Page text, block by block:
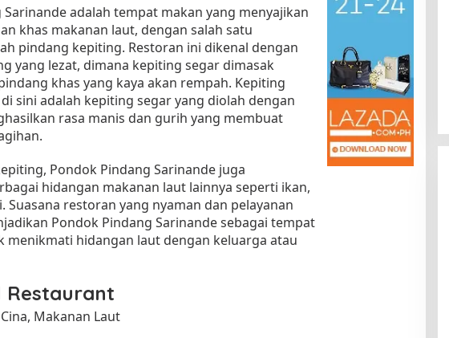
adalah tempat makan yang menyajikan
khas makanan laut, dengan salah satu
pindang kepiting. Restoran ini dikenal dengan
yang lezat, dimana kepiting segar dimasak
khas yang kaya akan rempah. Kepiting
sini adalah kepiting segar yang diolah dengan
rasa manis dan gurih yang membuat
Pondok Pindang Sarinande juga
hidangan makanan laut lainnya seperti ikan,
Suasana restoran yang nyaman dan pelayanan
Pondok Pindang Sarinande sebagai tempat
menikmati hidangan laut dengan keluarga atau
Restaurant
Cina, Makanan Laut